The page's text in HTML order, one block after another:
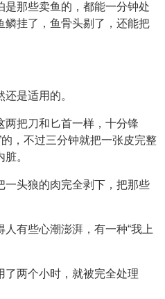
是那些卖鱼的，都能一分钟处
鳞挂了，鱼骨头剔了，还能把
是适用的。
两把刀和匕首一样，十分锋
，不过三分钟就把一张皮完整
。
一头狼的肉完全剥下，把那些
有些心潮澎湃，有一种“我上
了两个小时，就被完全处理